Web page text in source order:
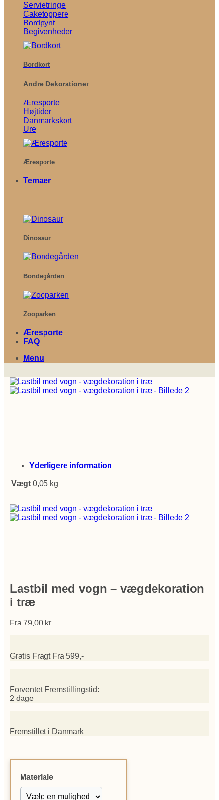
Servietringe
Caketoppere
Bordpynt
Begivenheder
Bordkort
Andre Dekorationer
Æresporte
Højtider
Danmarkskort
Ure
Æresporte
Temaer
Dinosaur
Bondegården
Zooparken
Æresporte
FAQ
Menu
Yderligere information
Vægt 0,05 kg
Lastbil med vogn – vægdekoration
i træ
Fra 79,00 kr.
Gratis Fragt Fra 599,-
Forventet Fremstillingstid:
2 dage
Fremstillet i Danmark
Materiale